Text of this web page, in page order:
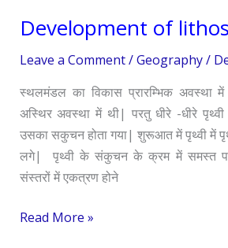
Development of
Leave a Comment/Geography/
स्थलमंडल का विकास प्रारम्भिक अवस्था
अस्थिर अवस्था में थी| परतु धीरे -धीरे
उसका सकुचन होता गया| शुरूआत में पृथ्वी में
लगे| पृथ्वी के संकुचन के क्रम में समस्त
संस्तरों में एकत्रण होने
Development
lithosphere
Read More »